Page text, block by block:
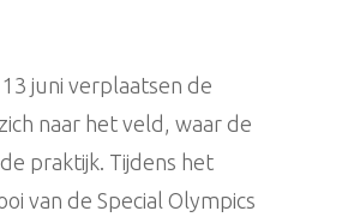
juni verplaatsen de
naar het veld, waar de
praktijk. Tijdens het
van de Special Olympics